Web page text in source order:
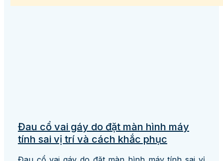
Đau cổ vai gáy do đặt màn hình máy
tính sai vị trí và cách khắc phục